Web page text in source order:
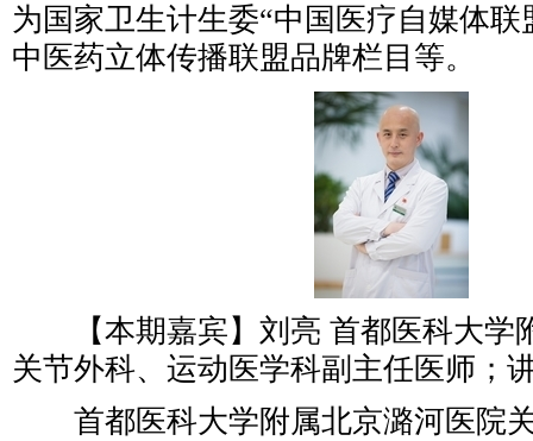
为国家卫生计生委“中国医疗自媒体联
中医药立体传播联盟品牌栏目等。
【本期嘉宾】刘亮 首都医科大学
关节外科、运动医学科副主任医师；
首都医科大学附属北京潞河医院